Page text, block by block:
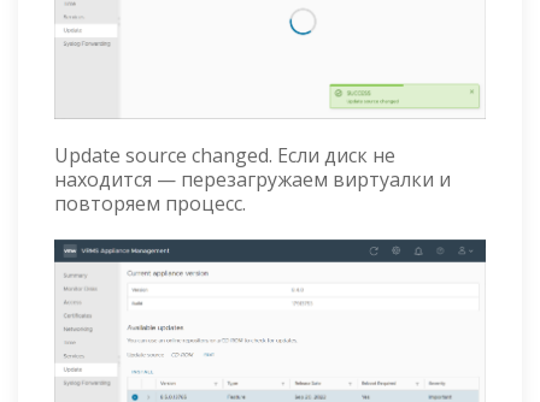
Update source changed. Если диск не
находится — перезагружаем виртуалки и
повторяем процесс.